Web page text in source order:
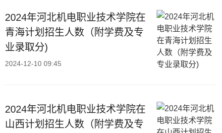
2024年河北机电职业技术学院在
青海计划招生人数（附学费及专
业录取分)
2024-12-10 09:45
2024年河北机电职业技术学院在
山西计划招生人数（附学费及专